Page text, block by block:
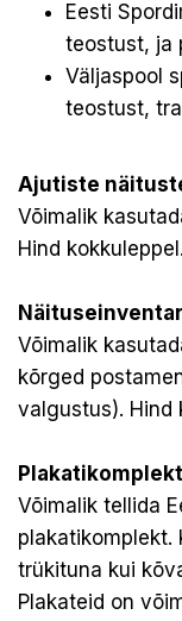
Eesti
teostust, ja
Väljaspool
teostust,
Ajutiste
Võimalik
Hind kokkuleppel.
Võimalik
kõrged
valgustus). Hind
Võimalik tellida
plakatikomplekt.
trükituna kui
Plakateid on